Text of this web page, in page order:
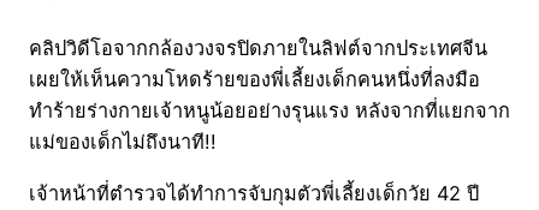
คลิปวิดีโอจากกล้องวงจรปิดภายในลิฟต์จากประเทศจีน
เผยให้เห็นความโหดร้ายของพี่เลี้ยงเด็กคนหนึ่งที่ลงมือ
ทำร้ายร่างกายเจ้าหนูน้อยอย่างรุนแรง หลังจากที่แยกจาก
แม่ของเด็กไม่ถึงนาที!!
เจ้าหน้าที่ตำรวจได้ทำการจับกุมตัวพี่เลี้ยงเด็กวัย 42 ปี